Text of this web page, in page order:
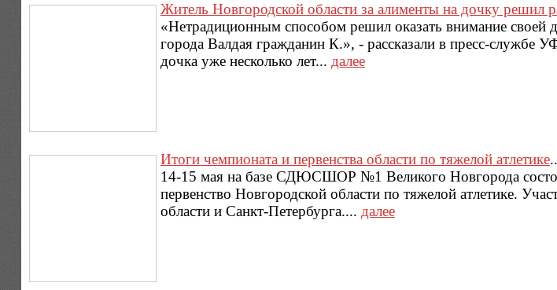
Житель Новгородской области за алименты на дочку решил
«Нетрадиционным способом решил оказать внимание своей
города Валдая гражданин К.», - рассказали в пресс-службе
дочка уже несколько лет... далее
Итоги чемпионата и первенства области по тяжелой атлетике..
14-15 мая на базе СДЮСШОР №1 Великого Новгорода
первенство Новгородской области по тяжелой атлетике.
области и Санкт-Петербурга.... далее